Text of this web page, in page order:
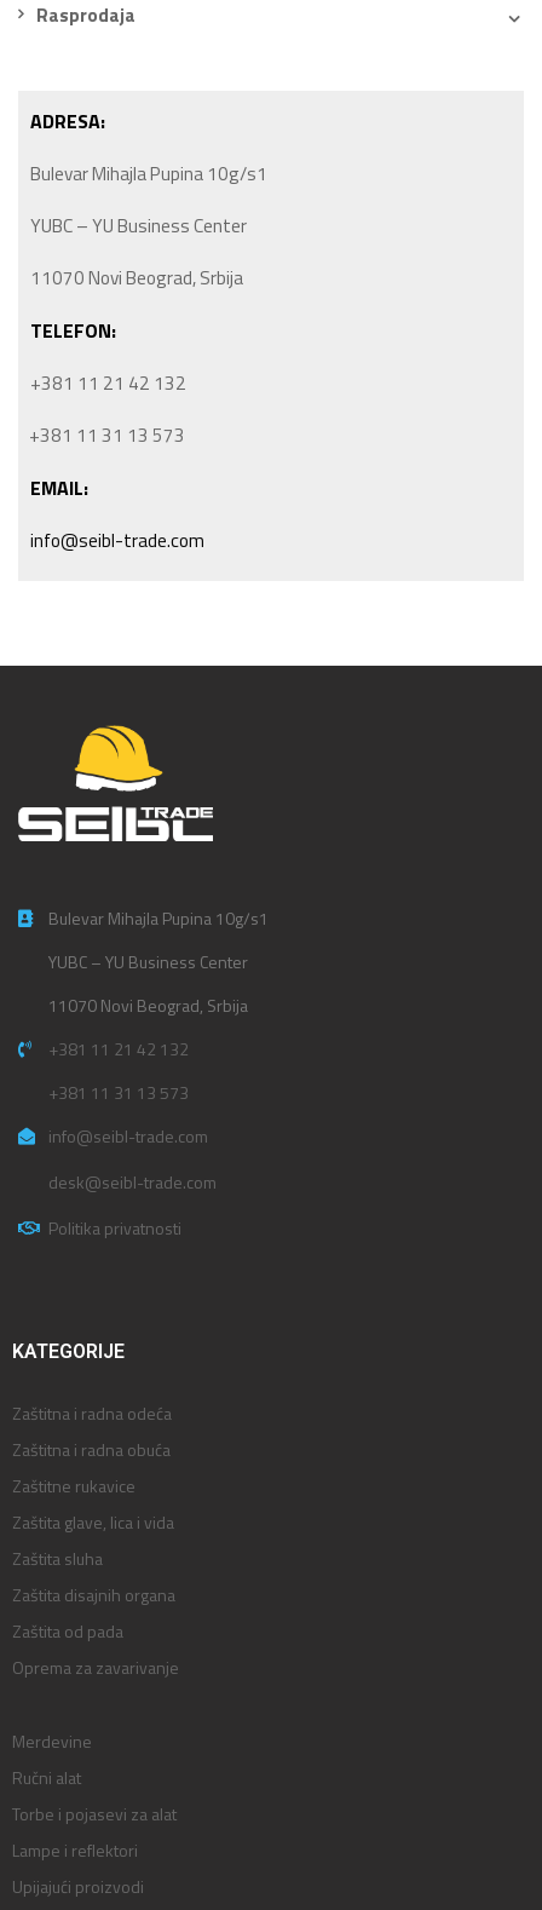
Rasprodaja
ADRESA:
Bulevar Mihajla Pupina 10g/s1
YUBC – YU Business Center
11070 Novi Beograd, Srbija
TELEFON:
+381 11 21 42 132
+381 11 31 13 573
EMAIL:
info@seibl-trade.com
Bulevar Mihajla Pupina 10g/s1
YUBC – YU Business Center
11070 Novi Beograd, Srbija
+381 11 21 42 132
+381 11 31 13 573
info@seibl-trade.com
desk@seibl-trade.com
Politika privatnosti
KATEGORIJE
Zaštitna i radna odeća
Zaštitna i radna obuća
Zaštitne rukavice
Zaštita glave, lica i vida
Zaštita sluha
Zaštita disajnih organa
Zaštita od pada
Oprema za zavarivanje
Merdevine
Ručni alat
Torbe i pojasevi za alat
Lampe i reflektori
Upijajući proizvodi